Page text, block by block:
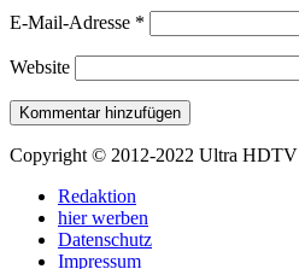
E-Mail-Adresse *
Website
Copyright © 2012-2022 Ultra HDTV
Redaktion
hier werben
Datenschutz
Impressum